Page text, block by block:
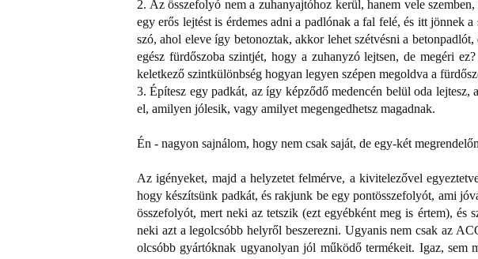
2. Az összefolyó nem a zuhanyajtóhoz kerül, hanem vele
egy erős lejtést is érdemes adni a padlónak a fal felé, és itt jönnek
szó, ahol eleve így betonoztak, akkor lehet szétvésni a
egész fürdőszoba szintjét, hogy a zuhanyzó lejtsen, de megéri
keletkező szintkülönbség hogyan legyen szépen megoldva a
3. Építesz egy padkát, az így képződő medencén belül oda
el, amilyen jólesik, vagy amilyet megengedhetsz magadnak.
Én - nagyon sajnálom, hogy nem csak saját, de egy-két
Az igényeket, majd a helyzetet felmérve, a kivitelezővel
hogy készítsünk padkát, és rakjunk be egy pontösszefolyót, ami
összefolyót, mert neki az tetszik (ezt egyébként meg is értem), és
neki azt a legolcsóbb helyről beszerezni. Ugyanis nem csak az
olcsóbb gyártóknak ugyanolyan jól működő termékeit. Igaz, sem